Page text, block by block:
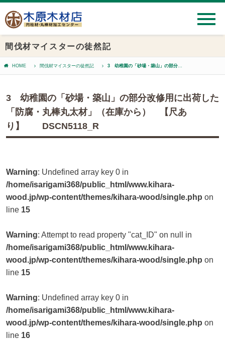
間伐材マイスターの徒然記
HOME 間伐材マイスターの徒然記 3 幼稚園の「砂場・築山」の部分改修用に出荷した「防腐・丸棒丸太材」（在庫から） 【尺あり】 DSCN5118_R
3 幼稚園の「砂場・築山」の部分改修用に出荷した
「防腐・丸棒丸太材」（在庫から） 【尺あ
り】 DSCN5118_R
Warning: Undefined array key 0 in
/home/isarigami368/public_html/www.kihara-
wood.jp/wp-content/themes/kihara-wood/single.php on
line 15
Warning: Attempt to read property "cat_ID" on null in
/home/isarigami368/public_html/www.kihara-
wood.jp/wp-content/themes/kihara-wood/single.php on
line 15
Warning: Undefined array key 0 in
/home/isarigami368/public_html/www.kihara-
wood.jp/wp-content/themes/kihara-wood/single.php on
line 16